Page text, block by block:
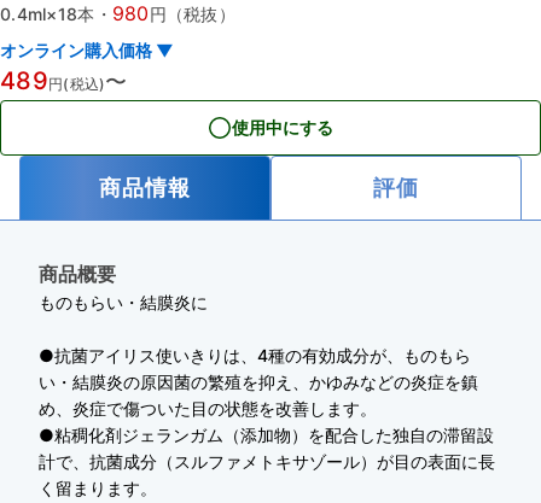
0.4ml×18本 ・ 980 円（税抜）
オンライン購入価格 ▼
489円(税込)〜
使用中にする
商品情報 評価
商品概要
ものもらい・結膜炎に
●抗菌アイリス使いきりは、4種の有効成分が、ものもら
い・結膜炎の原因菌の繁殖を抑え、かゆみなどの炎症を鎮
め、炎症で傷ついた目の状態を改善します。
●粘稠化剤ジェランガム（添加物）を配合した独自の滞留設
計で、抗菌成分（スルファメトキサゾール）が目の表面に長
く留まります。